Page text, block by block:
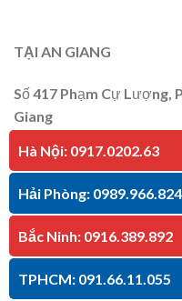
TẠI AN GIANG
Số 417 Phạm Cự Lượng,
Giang
Hotline: 091.66.11.055
TẠI KIÊN GIANG
P30 Căn 07 Trần Bạch
Hà Nội: 0917.0202.63
Hải Phòng: 0989.966.824
Bắc Ninh: 0916.389.892
TPHCM: 091.66.11.055